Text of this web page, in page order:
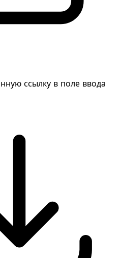
ссылку в поле ввода